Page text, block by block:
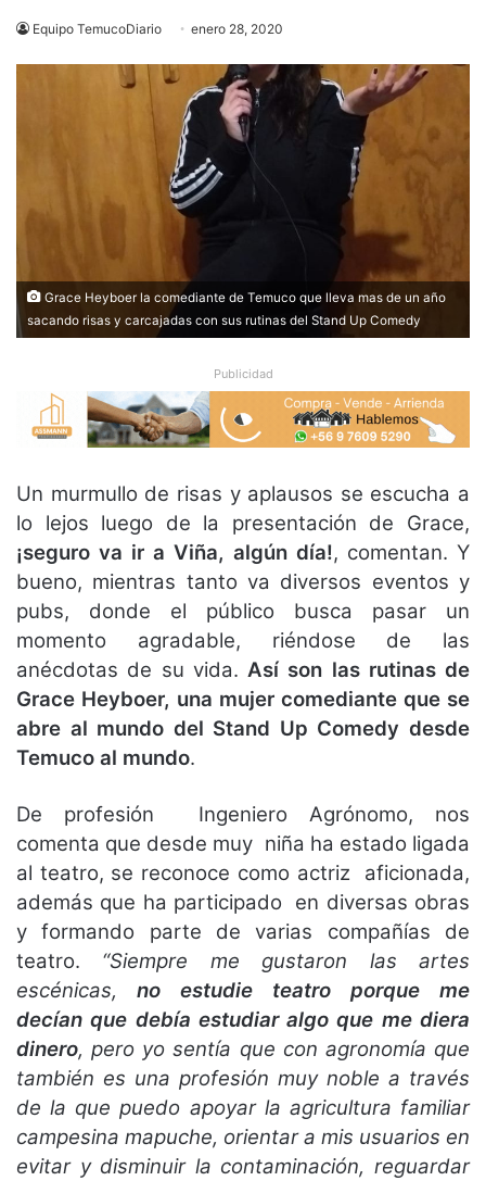
Equipo TemucoDiario enero 28, 2020
Grace Heyboer la comediante de Temuco que lleva mas de un año
sacando risas y carcajadas con sus rutinas del Stand Up Comedy
Publicidad
Un murmullo de risas y aplausos se escucha a
lo lejos luego de la presentación de Grace,
¡seguro va ir a Viña, algún día!, comentan. Y
bueno, mientras tanto va diversos eventos y
pubs, donde el público busca pasar un
momento agradable, riéndose de las
anécdotas de su vida. Así son las rutinas de
Grace Heyboer, una mujer comediante que se
abre al mundo del Stand Up Comedy desde
Temuco al mundo.
De profesión Ingeniero Agrónomo, nos
comenta que desde muy niña ha estado ligada
al teatro, se reconoce como actriz aficionada,
además que ha participado en diversas obras
y formando parte de varias compañías de
teatro. “Siempre me gustaron las artes
escénicas, no estudie teatro porque me
decían que debía estudiar algo que me diera
dinero, pero yo sentía que con agronomía que
también es una profesión muy noble a través
de la que puedo apoyar la agricultura familiar
campesina mapuche, orientar a mis usuarios en
evitar y disminuir la contaminación, reguardar